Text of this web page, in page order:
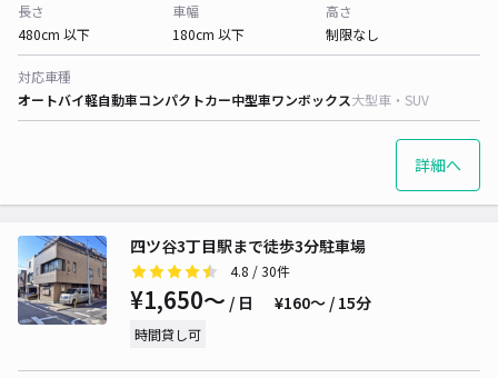
長さ
480cm 以下
車幅
180cm 以下
高さ
制限なし
対応車種
オートバイ軽自動車コンパクトカー中型車ワンボックス大型車・SUV
詳細へ
四ツ谷3丁目駅まで徒歩3分駐車場
4.8 / 30件
¥1,650〜 / 日 ¥160〜 / 15分
時間貸し可